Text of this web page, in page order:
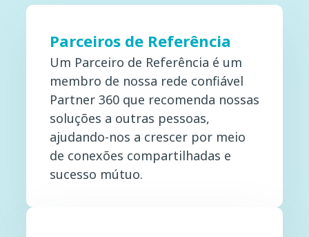
Parceiros de Referência
Um Parceiro de Referência é um
membro de nossa rede confiável
Partner 360 que recomenda nossas
soluções a outras pessoas,
ajudando-nos a crescer por meio
de conexões compartilhadas e
sucesso mútuo.